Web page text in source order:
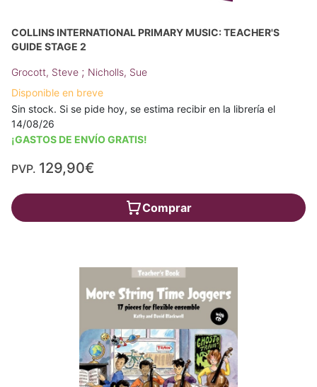
COLLINS INTERNATIONAL PRIMARY MUSIC: TEACHER'S
GUIDE STAGE 2
Grocott, Steve ; Nicholls, Sue
Disponible en breve
Sin stock. Si se pide hoy, se estima recibir en la librería el
14/08/26
¡GASTOS DE ENVÍO GRATIS!
PVP. 129,90€
Comprar